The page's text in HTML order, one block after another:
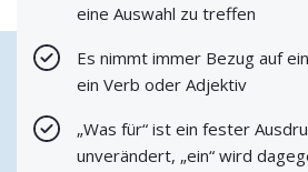
eine Auswahl zu treffen
Es nimmt immer Bezug auf
ein Verb oder Adjektiv
„Was für“ ist ein fester
unverändert, „ein“ wird